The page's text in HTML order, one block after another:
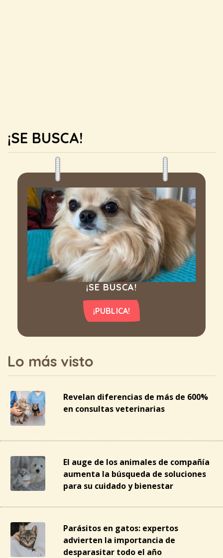
¡SE BUSCA!
¡SE BUSCA!
¡PUBLICA!
Lo más visto
Revelan diferencias de más de 600%
en consultas veterinarias
El auge de los animales de compañía
aumenta la búsqueda de soluciones
para su cuidado y bienestar
Parásitos en gatos: expertos
advierten la importancia de
desparasitar todo el año